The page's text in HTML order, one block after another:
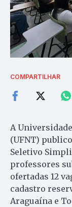
COMPARTILHAR
A
(UFNT)
Seletivo
professores
ofertadas 12
cadastro
Araguaína e